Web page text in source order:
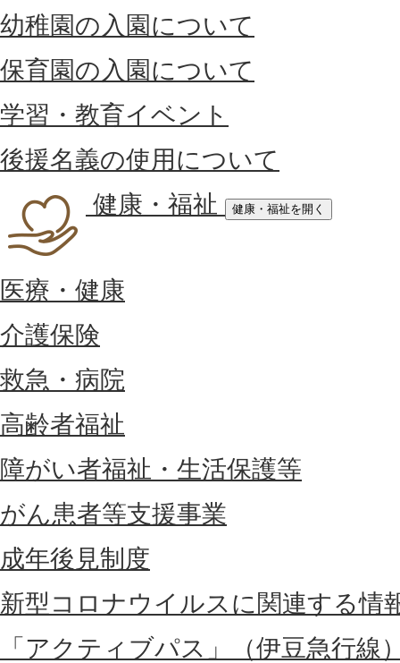
幼稚園の入園について
保育園の入園について
学習・教育イベント
後援名義の使用について
健康・福祉
健康・福祉を開く
医療・健康
介護保険
救急・病院
高齢者福祉
障がい者福祉・生活保護等
がん患者等支援事業
成年後見制度
新型コロナウイルスに関連する情
「アクティブパス」（伊豆急行線